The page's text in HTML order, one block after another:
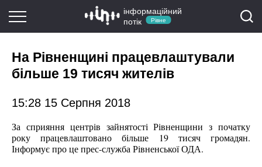
інформаційний
потік
Рівне
На Рівненщині працевлаштували
більше 19 тисяч жителів
15:28 15 Серпня 2018
За сприяння центрів зайнятості Рівненщини з початку
року працевлаштовано більше 19 тисяч громадян.
Інформує про це прес-служба Рівненської ОДА.